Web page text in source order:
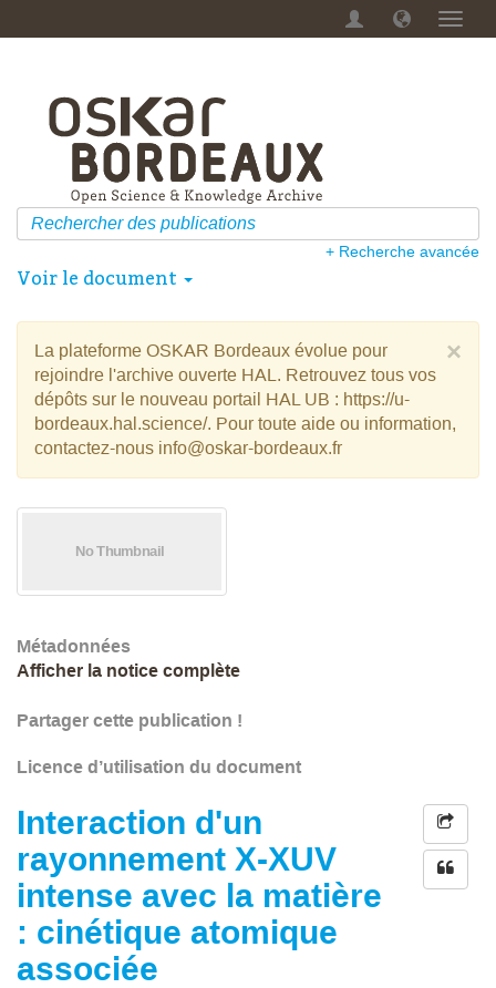
Menu
+ Recherche avancée
Voir le document
×
La plateforme OSKAR Bordeaux évolue pour
rejoindre l'archive ouverte HAL. Retrouvez tous vos
dépôts sur le nouveau portail HAL UB : https://u-
bordeaux.hal.science/. Pour toute aide ou information,
contactez-nous info@oskar-bordeaux.fr
Métadonnées
Afficher la notice complète
Partager cette publication !
Licence d’utilisation du document
Interaction d'un
rayonnement X-XUV
intense avec la matière
: cinétique atomique
associée